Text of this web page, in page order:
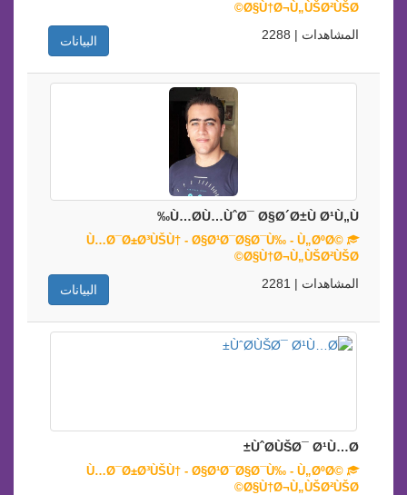
Ø§Ù†Ø¬Ù„ÙŠØ²ÙŠØ©
البيانات المشاهدات | 2288
Ù…Ø­Ù…ÙˆØ¯ Ø§Ø´Ø±Ù Ø¹Ù„Ù‰
Ù…Ø¯Ø±Ø³ÙŠÙ† - Ø§Ø¹Ø¯Ø§Ø¯Ù‰ - Ù„ØºØ©
Ø§Ù†Ø¬Ù„ÙŠØ²ÙŠØ©
البيانات المشاهدات | 2281
ÙˆØ­ÙŠØ¯ Ø¹Ù…Ø±
Ù…Ø¯Ø±Ø³ÙŠÙ† - Ø§Ø¹Ø¯Ø§Ø¯Ù‰ - Ù„ØºØ©
Ø§Ù†Ø¬Ù„ÙŠØ²ÙŠØ©